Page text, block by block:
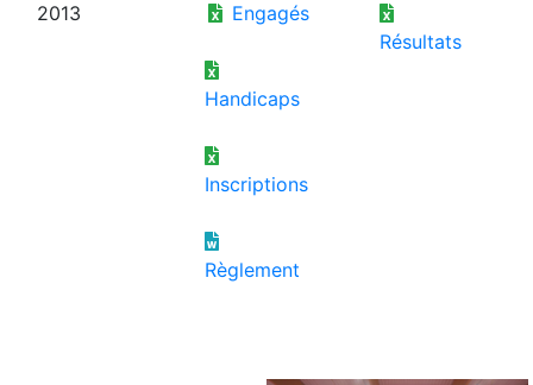
2013
Engagés
Handicaps
Inscriptions
Règlement
Résultats